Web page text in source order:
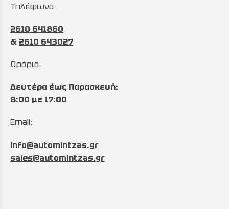
Τηλέφωνο:
2610 641860
& 2610 643027
Ωράριο:
Δευτέρα έως Παρασκευή:
8:00 με 17:00
Email:
info@automintzas.gr
sales@automintzas.gr